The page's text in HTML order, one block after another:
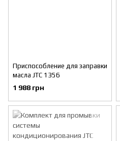
Приспособление для заправки
масла JTC 1356
1 988 грн